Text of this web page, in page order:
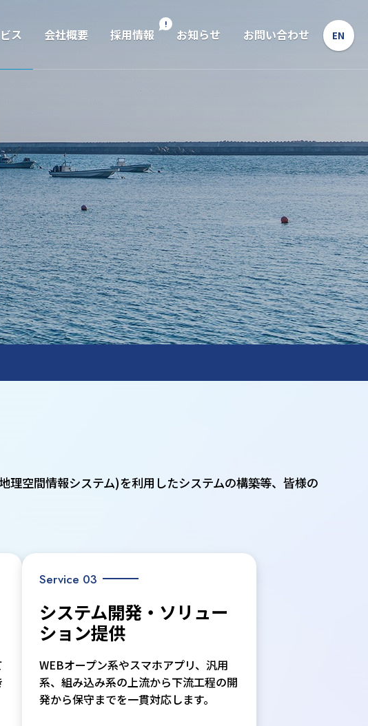
ス 会社概要 採用情報
!
お知らせ お問い合わせ EN
理空間情報システム)を利用したシステムの構築等、皆様の
Service 03
システム開発・ソリュー
ション提供
WEBオープン系やスマホアプリ、汎用
系、組み込み系の上流から下流工程の開
発から保守までを一貫対応します。